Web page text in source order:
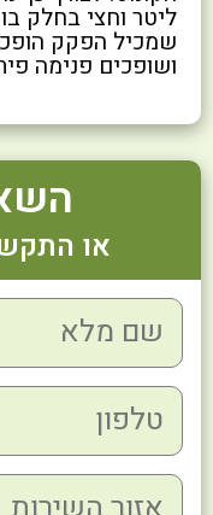
ליטר וחצי בחלק
שמכיל הפקק
ושופכים פנימה
או התקשרו 053-